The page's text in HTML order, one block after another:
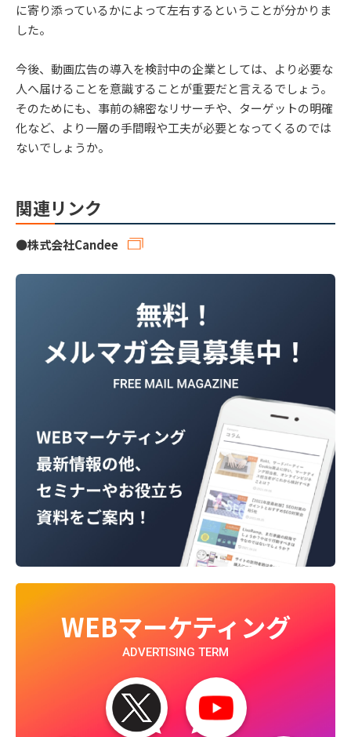
に寄り添っているかによって左右するということが分かりま
した。
今後、動画広告の導入を検討中の企業としては、より必要な
人へ届けることを意識することが重要だと言えるでしょう。
そのためにも、事前の綿密なリサーチや、ターゲットの明確
化など、より一層の手間暇や工夫が必要となってくるのでは
ないでしょうか。
関連リンク
●株式会社Candee
WEBマーケティング
ADVERTISING TERM